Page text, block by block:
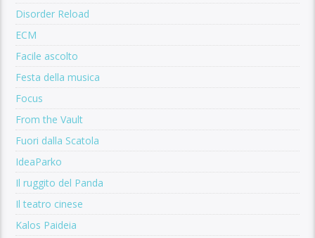
Disorder Reload
ECM
Facile ascolto
Festa della musica
Focus
From the Vault
Fuori dalla Scatola
IdeaParko
Il ruggito del Panda
Il teatro cinese
Kalos Paideia